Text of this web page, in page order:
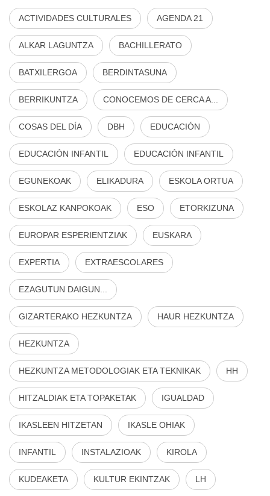
ACTIVIDADES CULTURALES AGENDA 21
ALKAR LAGUNTZA BACHILLERATO
BATXILERGOA BERDINTASUNA
BERRIKUNTZA CONOCEMOS DE CERCA A...
COSAS DEL DÍA DBH EDUCACIÓN
EDUCACIÓN INFANTIL EDUCACIÓN INFANTIL
EGUNEKOAK ELIKADURA ESKOLA ORTUA
ESKOLAZ KANPOKOAK ESO ETORKIZUNA
EUROPAR ESPERIENTZIAK EUSKARA
EXPERTIA EXTRAESCOLARES
EZAGUTUN DAIGUN...
GIZARTERAKO HEZKUNTZA HAUR HEZKUNTZA
HEZKUNTZA
HEZKUNTZA METODOLOGIAK ETA TEKNIKAK HH
HITZALDIAK ETA TOPAKETAK IGUALDAD
IKASLEEN HITZETAN IKASLE OHIAK
INFANTIL INSTALAZIOAK KIROLA
KUDEAKETA KULTUR EKINTZAK LH